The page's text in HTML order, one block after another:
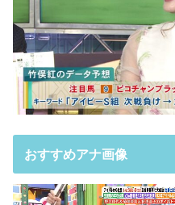
おすすめアナ画像